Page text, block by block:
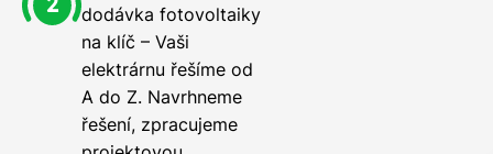
dodávka fotovoltaiky
na klíč – Vaši
elektrárnu řešíme od
A do Z. Navrhneme
řešení, zpracujeme